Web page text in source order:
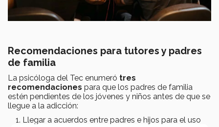
Recomendaciones para tutores y padres
de familia
La psicóloga del Tec enumeró tres
recomendaciones para que los padres de familia
estén pendientes de los jóvenes y niños antes de que se
llegue a la adicción:
Llegar a acuerdos entre padres e hijos para el uso